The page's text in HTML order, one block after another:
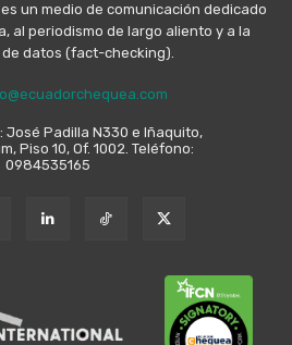
es un medio de comunicación dedicado
al periodismo de largo aliento y a la
datos (fact-checking).
José Padilla N330 e Iñaquito,
Piso 10, Of. 1002. Teléfono:
0984535165